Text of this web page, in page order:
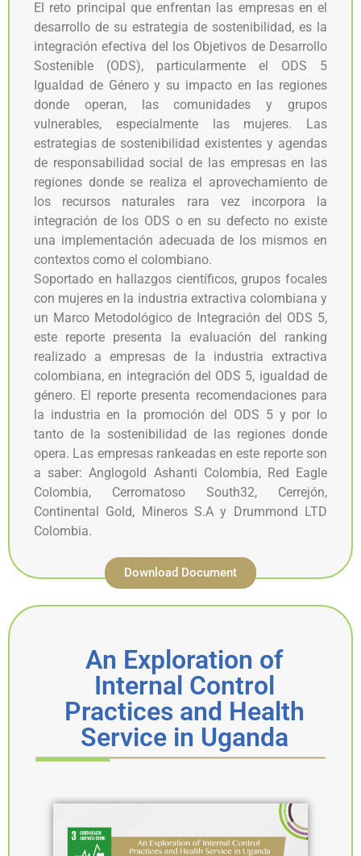
El reto principal que enfrentan las empresas en el
desarrollo de su estrategia de sostenibilidad, es la
integración efectiva del los Objetivos de Desarrollo
Sostenible (ODS), particularmente el ODS 5
Igualdad de Género y su impacto en las regiones
donde operan, las comunidades y grupos
vulnerables, especialmente las mujeres. Las
estrategias de sostenibilidad existentes y agendas
de responsabilidad social de las empresas en las
regiones donde se realiza el aprovechamiento de
los recursos naturales rara vez incorpora la
integración de los ODS o en su defecto no existe
una implementación adecuada de los mismos en
contextos como el colombiano.
Soportado en hallazgos científicos, grupos focales
con mujeres en la industria extractiva colombiana y
un Marco Metodológico de Integración del ODS 5,
este reporte presenta la evaluación del ranking
realizado a empresas de la industria extractiva
colombiana, en integración del ODS 5, igualdad de
género. El reporte presenta recomendaciones para
la industria en la promoción del ODS 5 y por lo
tanto de la sostenibilidad de las regiones donde
opera. Las empresas rankeadas en este reporte son
a saber: Anglogold Ashanti Colombia, Red Eagle
Colombia, Cerromatoso South32, Cerrejón,
Continental Gold, Mineros S.A y Drummond LTD
Colombia.
Download Document
An Exploration of
Internal Control
Practices and Health
Service in Uganda